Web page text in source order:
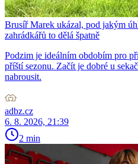
Brusíř Marek ukázal, pod jakým
zahrádkářů to dělá špatně
Podzim je ideálním obdobím pro
příští sezonu. Začít je dobré u
nabrousit.
adbz.cz
6. 8. 2026, 21:39
2 min